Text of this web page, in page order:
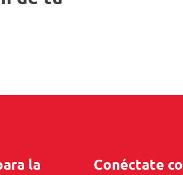
la Conéctate